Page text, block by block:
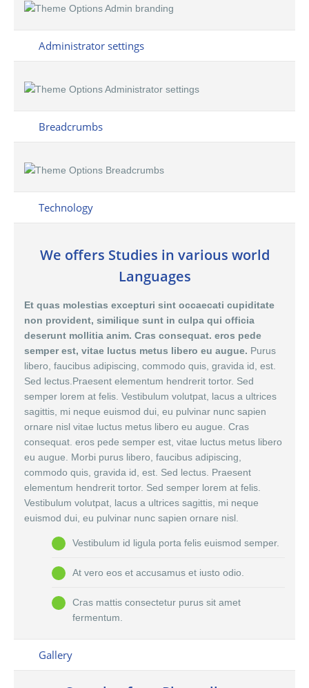
Administrator settings
Breadcrumbs
Technology
We offers Studies in various world
Languages
Et quas molestias excepturi sint occaecati cupiditate
non provident, similique sunt in culpa qui officia
deserunt mollitia anim. Cras consequat. eros pede
semper est, vitae luctus metus libero eu augue. Purus
libero, faucibus adipiscing, commodo quis, gravida id, est.
Sed lectus.Praesent elementum hendrerit tortor. Sed
semper lorem at felis. Vestibulum volutpat, lacus a ultrices
sagittis, mi neque euismod dui, eu pulvinar nunc sapien
ornare nisl vitae luctus metus libero eu augue. Cras
consequat. eros pede semper est, vitae luctus metus libero
eu augue. Morbi purus libero, faucibus adipiscing,
commodo quis, gravida id, est. Sed lectus. Praesent
elementum hendrerit tortor. Sed semper lorem at felis.
Vestibulum volutpat, lacus a ultrices sagittis, mi neque
euismod dui, eu pulvinar nunc sapien ornare nisl.
Vestibulum id ligula porta felis euismod semper.
At vero eos et accusamus et iusto odio.
Cras mattis consectetur purus sit amet
fermentum.
Gallery